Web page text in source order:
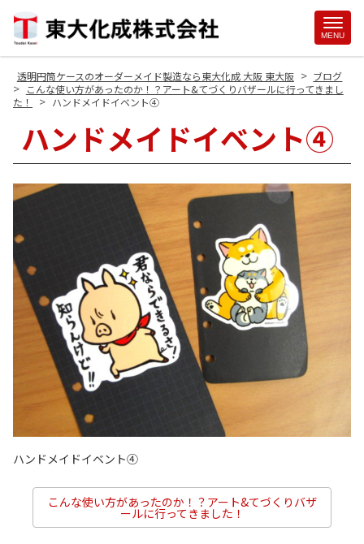
MENU
透明円筒ケースのオーダーメイド製造なら東大化成 大阪 東大阪 > ブログ
> こんな使い方があったのか！？アート&てづくりバザールに行ってきまし
た！
> ハンドメイドイベント④
ハンドメイドイベント④
ハンドメイドイベント④
こんな使い方があったのか！？アート&てづくりバザ
ールに行ってきました！
Site
Footer